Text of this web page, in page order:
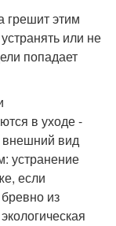
грешит этим
или не
попадает
в уходе -
вид
устранение
если
из